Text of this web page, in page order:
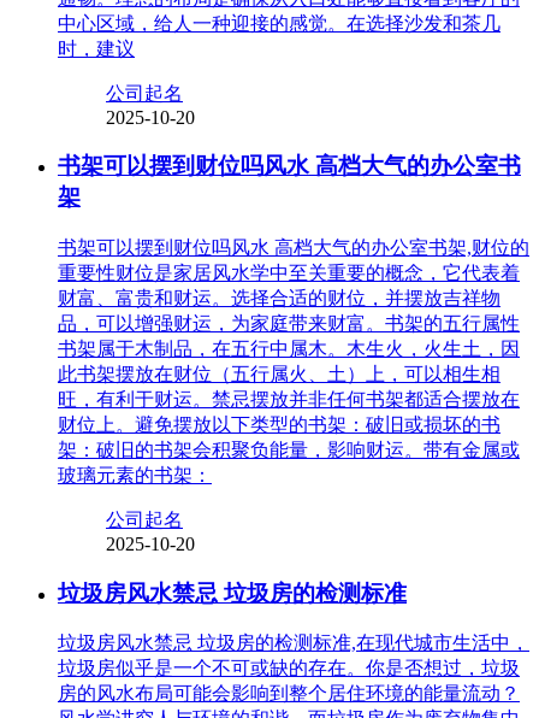
中心区域，给人一种迎接的感觉。在选择沙发和茶几
时，建议
公司起名
2025-10-20
书架可以摆到财位吗风水 高档大气的办公室书
架
书架可以摆到财位吗风水 高档大气的办公室书架,财位的
重要性财位是家居风水学中至关重要的概念，它代表着
财富、富贵和财运。选择合适的财位，并摆放吉祥物
品，可以增强财运，为家庭带来财富。书架的五行属性
书架属于木制品，在五行中属木。木生火，火生土，因
此书架摆放在财位（五行属火、土）上，可以相生相
旺，有利于财运。禁忌摆放并非任何书架都适合摆放在
财位上。避免摆放以下类型的书架：破旧或损坏的书
架：破旧的书架会积聚负能量，影响财运。带有金属或
玻璃元素的书架：
公司起名
2025-10-20
垃圾房风水禁忌 垃圾房的检测标准
垃圾房风水禁忌 垃圾房的检测标准,在现代城市生活中，
垃圾房似乎是一个不可或缺的存在。你是否想过，垃圾
房的风水布局可能会影响到整个居住环境的能量流动？